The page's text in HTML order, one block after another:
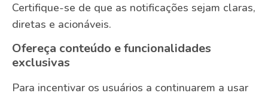
Certifique-se de que as notificações sejam claras,
diretas e acionáveis.
Ofereça conteúdo e funcionalidades
exclusivas
Para incentivar os usuários a continuarem a usar